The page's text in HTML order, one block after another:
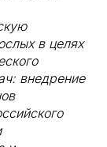
в целях
внедрение